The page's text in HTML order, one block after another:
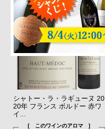
シャトー・ラ・ラギューヌ 20
20年 フランス ボルドー 赤ワ
イ...
[ このワインのアロマ ]